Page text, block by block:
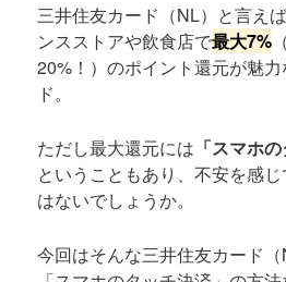
三井住友カード（NL）と言え
ンスストアや飲食店で最大7%
20%！）のポイント還元が魅
ド。
ただし最大還元には 「スマホ
ということもあり、不安を感
はないでしょうか。
今回はそんな三井住友カード